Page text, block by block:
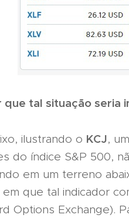
que tal situação seria
ilustrando o KCJ,
do índice S&P 500,
em um terreno
que tal indicador
Options Exchange).